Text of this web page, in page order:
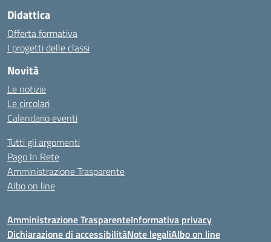
Didattica
Offerta formativa
I progetti delle classi
Novità
Le notizie
Le circolari
Calendario eventi
Tutti gli argomenti
Pago In Rete
Amministrazione Trasparente
Albo on line
Amministrazione TrasparenteInformativa privacy
Dichiarazione di accessibilitàNote legaliAlbo on line